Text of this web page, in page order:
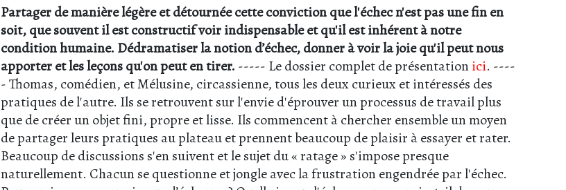
Partager de manière légère et détournée cette conviction que l'échec n'est pas une fin en
soit, que souvent il est constructif voir indispensable et qu'il est inhérent à notre
condition humaine. Dédramatiser la notion d’échec, donner à voir la joie qu'il peut nous
apporter et les leçons qu'on peut en tirer. ----- Le dossier complet de présentationici. ----
- Thomas, comédien, et Mélusine, circassienne, tous les deux curieux et intéressés des
pratiques de l'autre. Ils se retrouvent sur l'envie d'éprouver un processus de travail plus
que de créer un objet fini, propre et lisse. Ils commencent à chercher ensemble un moyen
de partager leurs pratiques au plateau et prennent beaucoup de plaisir à essayer et rater.
Beaucoup de discussions s'en suivent et le sujet du « ratage » s'impose presque
naturellement. Chacun se questionne et jongle avec la frustration engendrée par l'échec.